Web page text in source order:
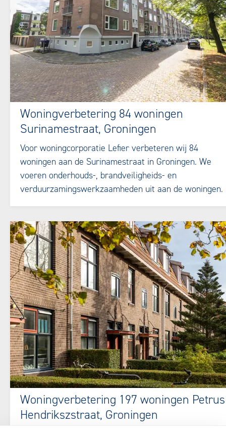
Woningverbetering 84 woningen
Surinamestraat, Groningen
Voor woningcorporatie Lefier verbeteren wij 84
woningen aan de Surinamestraat in Groningen. We
voeren onderhouds-, brandveiligheids- en
verduurzamingswerkzaamheden uit aan de woningen.
Woningverbetering 197 woningen Petrus
Hendrikszstraat, Groningen